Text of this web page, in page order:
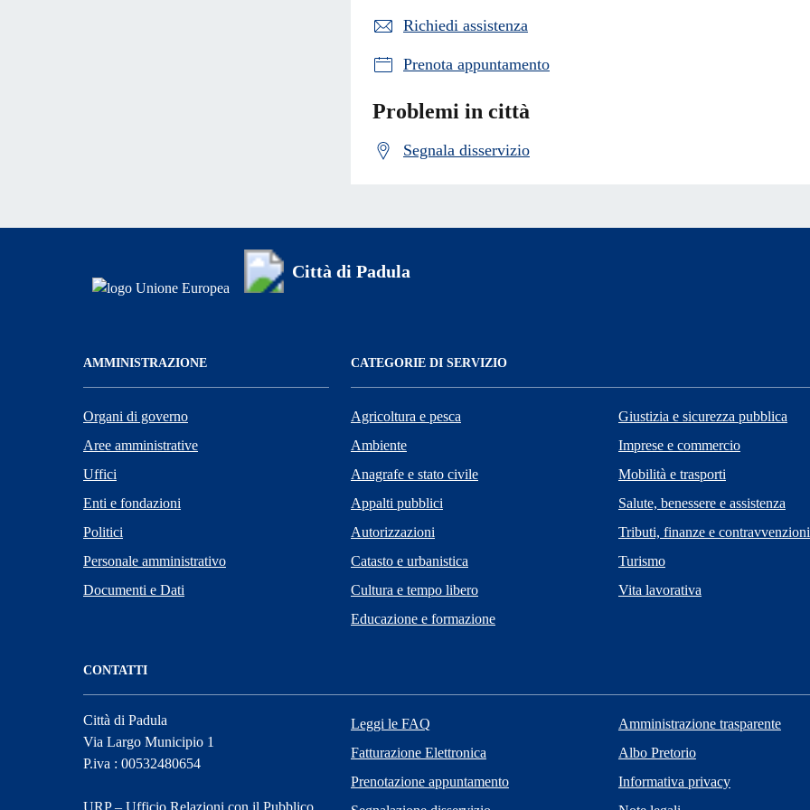
Richiedi assistenza
Prenota appuntamento
Problemi in città
Segnala disservizio
Città di Padula
AMMINISTRAZIONE
Organi di governo
Aree amministrative
Uffici
Enti e fondazioni
Politici
Personale amministrativo
Documenti e Dati
CATEGORIE DI SERVIZIO
Agricoltura e pesca
Ambiente
Anagrafe e stato civile
Appalti pubblici
Autorizzazioni
Catasto e urbanistica
Cultura e tempo libero
Educazione e formazione
Giustizia e sicurezza pubblica
Imprese e commercio
Mobilità e trasporti
Salute, benessere e assistenza
Tributi, finanze e contravvenzioni
Turismo
Vita lavorativa
CONTATTI
Città di Padula
Via Largo Municipio 1
P.iva : 00532480654
URP – Ufficio Relazioni con il Pubblico
Leggi le FAQ
Fatturazione Elettronica
Prenotazione appuntamento
Amministrazione trasparente
Albo Pretorio
Informativa privacy